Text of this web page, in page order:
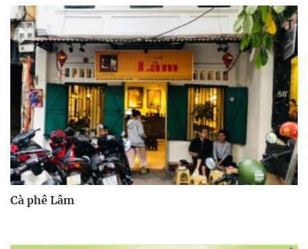
Cà phê Lâm